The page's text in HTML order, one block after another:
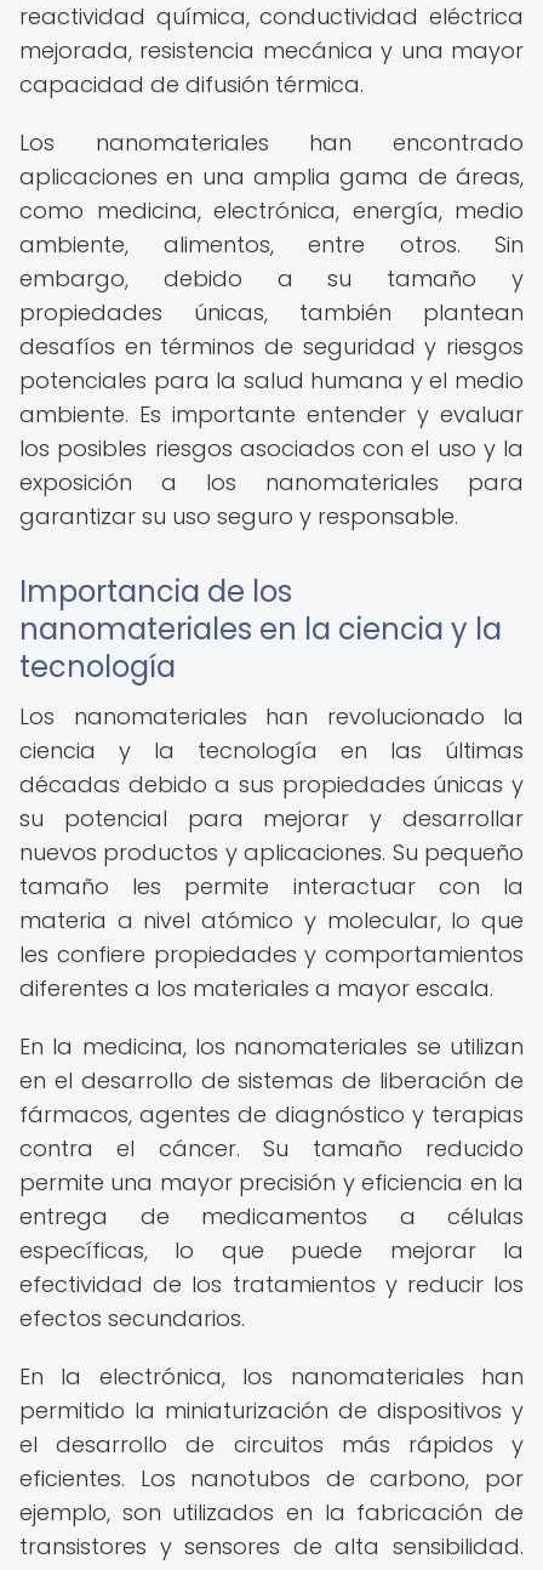
reactividad química, conductividad eléctrica
mejorada, resistencia mecánica y una mayor
capacidad de difusión térmica.
Los nanomateriales han encontrado
aplicaciones en una amplia gama de áreas,
como medicina, electrónica, energía, medio
ambiente, alimentos, entre otros. Sin
embargo, debido a su tamaño y
propiedades únicas, también plantean
desafíos en términos de seguridad y riesgos
potenciales para la salud humana y el medio
ambiente. Es importante entender y evaluar
los posibles riesgos asociados con el uso y la
exposición a los nanomateriales para
garantizar su uso seguro y responsable.
Importancia de los
nanomateriales en la ciencia y la
tecnología
Los nanomateriales han revolucionado la
ciencia y la tecnología en las últimas
décadas debido a sus propiedades únicas y
su potencial para mejorar y desarrollar
nuevos productos y aplicaciones. Su pequeño
tamaño les permite interactuar con la
materia a nivel atómico y molecular, lo que
les confiere propiedades y comportamientos
diferentes a los materiales a mayor escala.
En la medicina, los nanomateriales se utilizan
en el desarrollo de sistemas de liberación de
fármacos, agentes de diagnóstico y terapias
contra el cáncer. Su tamaño reducido
permite una mayor precisión y eficiencia en la
entrega de medicamentos a células
específicas, lo que puede mejorar la
efectividad de los tratamientos y reducir los
efectos secundarios.
En la electrónica, los nanomateriales han
permitido la miniaturización de dispositivos y
el desarrollo de circuitos más rápidos y
eficientes. Los nanotubos de carbono, por
ejemplo, son utilizados en la fabricación de
transistores y sensores de alta sensibilidad.